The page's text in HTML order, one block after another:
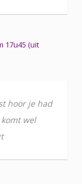
17u45 (uit
hoor je had
wel